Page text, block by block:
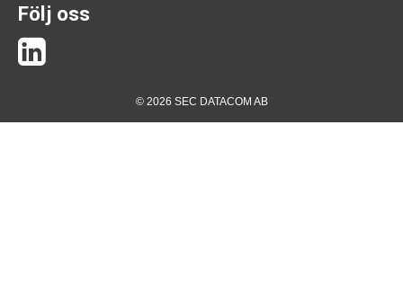
Följ oss
© 2026 SEC DATACOM AB